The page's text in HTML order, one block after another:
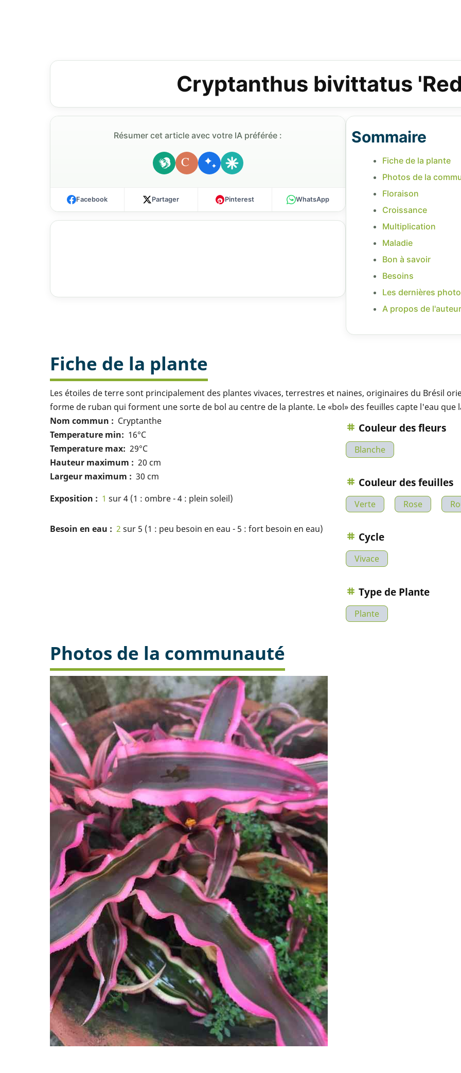
Cryptanthus bivittatus
Résumer cet article avec votre IA préférée :
C
Facebook Partager Pinterest WhatsApp
Sommaire
Fiche de la plante
Photos de la
Floraison
Croissance
Multiplication
Maladie
Bon à savoir
Besoins
Les dernières
A propos de l'auteur
Fiche de la plante
Les étoiles de terre sont principalement des plantes vivaces, terrestres et naines, originaires du Brésil
forme de ruban qui forment une sorte de bol au centre de la plante. Le «bol» des feuilles capte l'eau que
Nom commun
Cryptanthe
Temperature min
16°C
Temperature max 29°C
Hauteur maximum
20 cm
Largeur maximum
30 cm
Exposition
1 sur 4 (1 : ombre - 4 : plein soleil)
Besoin en eau 2 sur 5 (1 : peu besoin en eau - 5 : fort besoin en eau)
Couleur des fleurs
Blanche
Couleur des feuilles
Verte Rose
Cycle
Vivace
Type de Plante
Plante
Photos de la communauté